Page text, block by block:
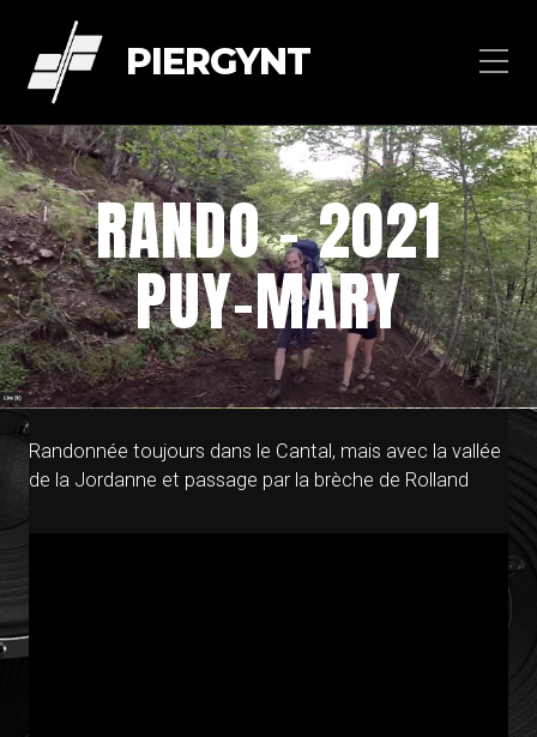
PIERGYNT
RANDO – 2021
PUY-MARY
Randonnée toujours dans le Cantal, mais avec la vallée
de la Jordanne et passage par la brèche de Rolland